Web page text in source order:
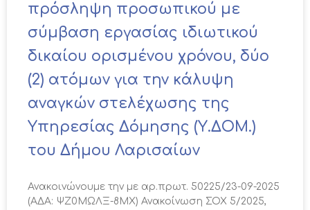
πρόσληψη προσωπικού με
σύμβαση εργασίας ιδιωτικού
δικαίου ορισμένου χρόνου, δύο
(2) ατόμων για την κάλυψη
αναγκών στελέχωσης της
Υπηρεσίας Δόμησης (Υ.ΔΟΜ.)
του Δήμου Λαρισαίων
Ανακοινώνουμε την με αρ.πρωτ. 50225/23-09-2025
(ΑΔΑ: ΨΖ0ΜΩΛΞ-8ΜΧ) Ανακοίνωση ΣΟΧ 5/2025,